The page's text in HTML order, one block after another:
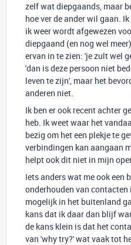
zelf wat diepgaands, maar
hoe ver de ander wil gaan.
ik weer wordt afgewezen
diepgaand (en nog wel
ervan in te zien: 'je zult wel
'dan is deze persoon niet
leven te zijn', maar het
anderen niet.
Ik ben er ook recent achter
heb. Ik weet waar het
bezig om het een plekje te
verbindingen kan aangaan
helpt ook dit niet in mijn
Iets anders wat me ook een
onderhouden van
mogelijk in het buitenland
kans dat ik daar dan blijf
de kans klein is dat het
van 'why try?' wat vaak tot